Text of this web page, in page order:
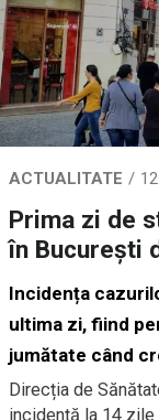
ACTUALITATE
Prima zi de
în București
Incidența
ultima zi, fiind
jumătate când
Direcția de
incidență la 14